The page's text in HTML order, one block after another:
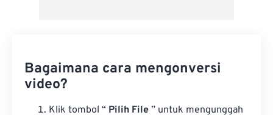
Bagaimana cara mengonversi
video?
Klik tombol “ Pilih File ” untuk mengunggah